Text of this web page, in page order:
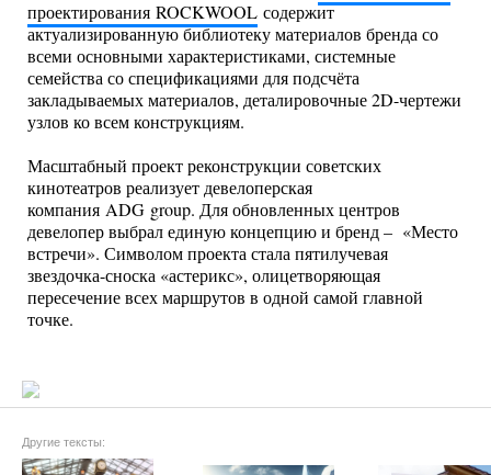
проектирования ROCKWOOL содержит
актуализированную библиотеку материалов бренда со
всеми основными характеристиками, системные
семейства со спецификациями для подсчёта
закладываемых материалов, деталировочные 2D-чертежи
узлов ко всем конструкциям.
Масштабный проект реконструкции советских
кинотеатров реализует девелоперская
компания ADG group. Для обновленных центров
девелопер выбрал единую концепцию и бренд – «Место
встречи». Символом проекта стала пятилучевая
звездочка-сноска «астерикс», олицетворяющая
пересечение всех маршрутов в одной самой главной
точке.
Другие тексты: